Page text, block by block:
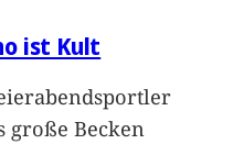
ist Kult
große Becken